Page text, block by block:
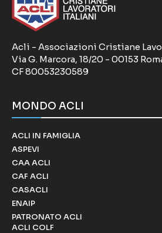
Acli - Associazioni Cristiane
Via G. Marcora, 18/20 - 00153
CF 80053230589
MONDO ACLI
ACLI IN FAMIGLIA
ASPEVI
CAA ACLI
CAF ACLI
CASACLI
ENAIP
PATRONATO ACLI
ACLI COLF